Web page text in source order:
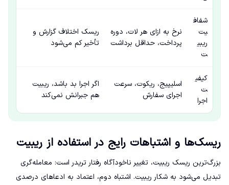
شفاف
یت
ریبی
ت
نرخ به ازای هر لات، دوره
پرداخت، حداقل برداشت
ریسک اختلاف گزارش و
تأخیر کم می‌شود
کیفی
ت
اجرا
اسلیپیج، ریکوت، سرعت
اجرای سفارش
اگر اجرا بد باشد، ریبیت
هم جبرانش نمی‌کند
ریسک‌ها و اشتباهات رایج در استفاده از ریبیت
بزرگ‌ترین ریسک ریبیت، تغییر ناخودآگاه رفتار تریدر است: معامله‌گری
تبدیل می‌شود به شکار ریبیت. اشتباه دوم، اعتماد به ادعاهای درصدی